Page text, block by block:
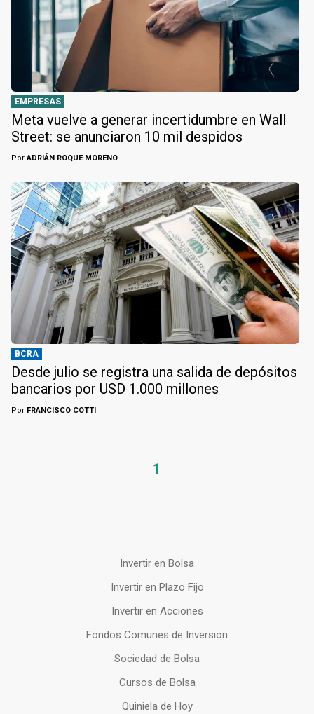
EMPRESAS
Meta vuelve a generar incertidumbre en Wall
Street: se anunciaron 10 mil despidos
PorADRIÁN ROQUE MORENO
BCRA
Desde julio se registra una salida de depósitos
bancarios por USD 1.000 millones
Por FRANCISCO COTTI
1
Invertir en Bolsa
Invertir en Plazo Fijo
Invertir en Acciones
Fondos Comunes de Inversion
Sociedad de Bolsa
Cursos de Bolsa
Quiniela de Hoy